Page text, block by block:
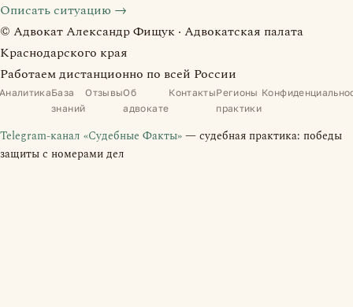
Описать ситуацию →
© Адвокат Александр Фищук · Адвокатская палата
Краснодарского края
Работаем дистанционно по всей России
База
знаний
ОтзывыОб
адвокате
КонтактыРегионы
практики
Telegram-канал «Судебные Факты» — судебная практика: победы
защиты с номерами дел